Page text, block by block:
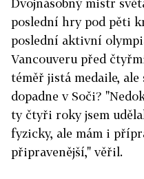
Dvojnásobný mistr
poslední hry pod pěti
poslední aktivní
Vancouveru před
téměř jistá medaile,
dopadne v Soči?
ty čtyři roky jsem
fyzicky, ale mám i
připravenější," věřil.